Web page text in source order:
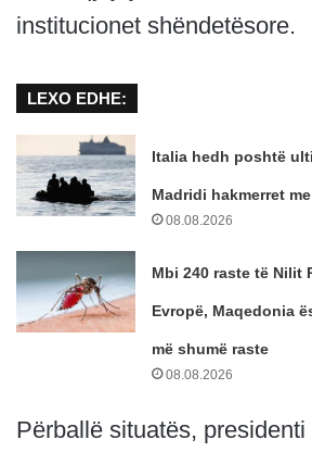
institucionet shëndetësore.
LEXO EDHE:
Italia hedh poshtë
Madridi hakmerret
08.08.2026
Mbi 240 raste të Nilit
Evropë, Maqedonia
më shumë raste
08.08.2026
Përballë situatës,